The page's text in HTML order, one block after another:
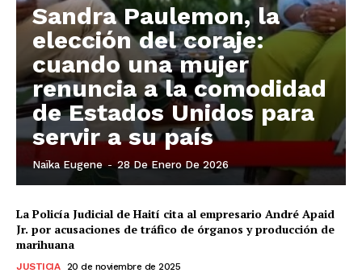
Sandra Paulemon, la
elección del coraje:
cuando una mujer
renuncia a la comodidad
de Estados Unidos para
servir a su país
Naïka Eugene - 28 De Enero De 2026
La Policía Judicial de Haití cita al empresario André Apaid
Jr. por acusaciones de tráfico de órganos y producción de
marihuana
JUSTICIA 20 de noviembre de 2025